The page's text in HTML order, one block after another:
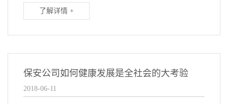
了解详情 +
保安公司如何健康发展是全社会的大考验
2018-06-11